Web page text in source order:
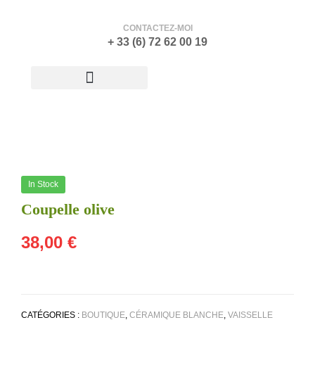
CONTACTEZ-MOI
+ 33 (6) 72 62 00 19
In Stock
Coupelle olive
38,00 €
CATÉGORIES : BOUTIQUE CÉRAMIQUE BLANCHE VAISSELLE